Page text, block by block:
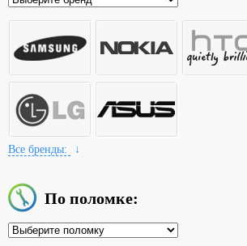
Все бренды: ↓
По поломке: